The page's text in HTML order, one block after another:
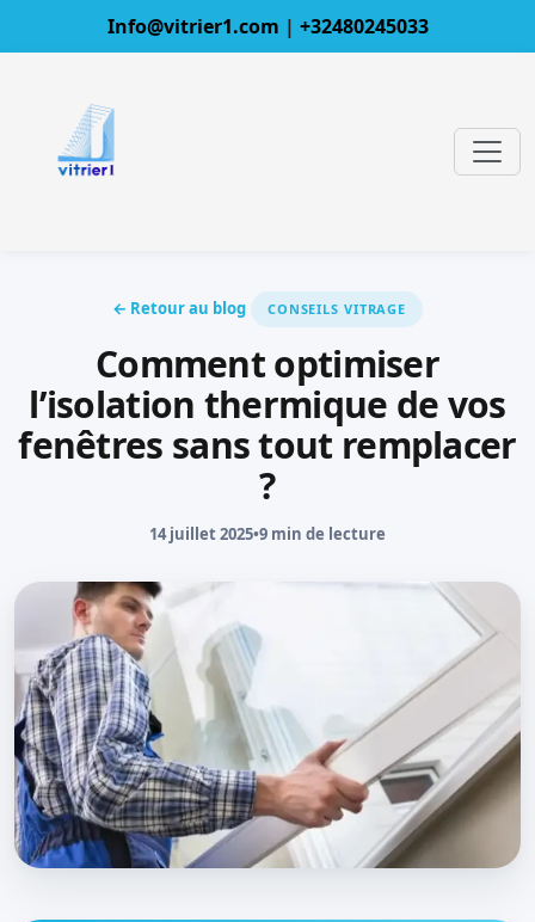
Info@vitrier1.com | +32480245033
← Retour au blog CONSEILS VITRAGE
Comment optimiser
l’isolation thermique de vos
fenêtres sans tout remplacer
?
14 juillet 2025•9 min de lecture